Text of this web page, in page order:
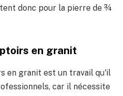
donc pour la pierre de ¾
en granit
en granit est un travail qu'il
car il nécessite